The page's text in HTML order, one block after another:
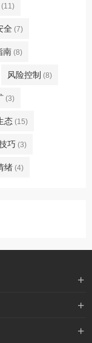
(11)
全 (7)
南 (8)
风险控制 (8)
(3)
态 (15)
巧 (3)
绪 (4)